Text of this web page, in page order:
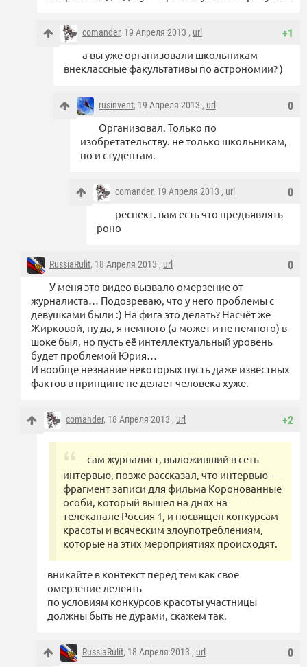
+1
comander, 19 Апреля 2013 , url
а вы уже организовали школьникам
внеклассные факультативы по астрономии? )
0
rusinvent, 19 Апреля 2013 , url
Организовал. Только по
изобретательству. не только школьникам,
но и студентам.
0
comander, 19 Апреля 2013 , url
респект. вам есть что предъявлять
роно
0
RussiaRulit, 18 Апреля 2013 , url
У меня это видео вызвало омерзение от
журналиста… Подозреваю, что у него проблемы с
девушками были :) На фига это делать? Насчёт же
Жирковой, ну да, я немного (а может и не немного) в
шоке был, но пусть её интеллектуальный уровень
будет проблемой Юрия…
И вообще незнание некоторых пусть даже известных
фактов в принципе не делает человека хуже.
+2
comander, 18 Апреля 2013 , url
сам журналист, выложивший в cеть
интервью, позже рассказал, что интервью —
фрагмент записи для фильма Коронованные
особи, который вышел на днях на
телеканале Россия 1, и посвящен конкурсам
красоты и всяческим злоупотреблениям,
которые на этих мероприятиях происходят.
вникайте в контекст перед тем как свое
омерзение лелеять
по условиям конкурсов красоты участницы
должны быть не дурами, скажем так.
0
RussiaRulit, 18 Апреля 2013 , url